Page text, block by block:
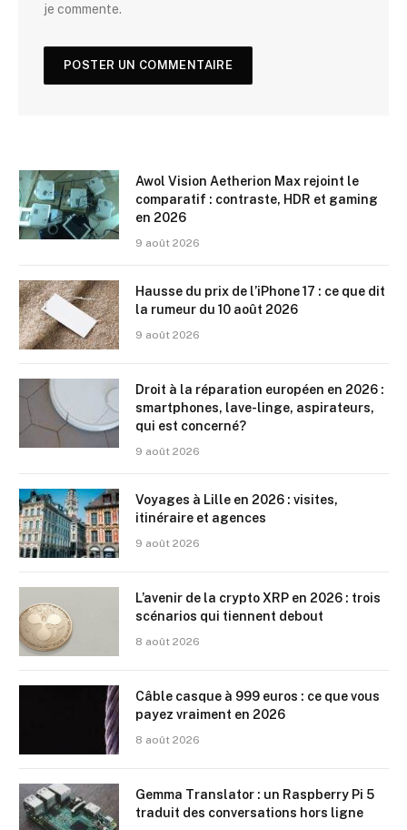
je commente.
Awol Vision Aetherion Max rejoint le
comparatif : contraste, HDR et gaming
en 2026
9 août 2026
Hausse du prix de l’iPhone 17 : ce que dit
la rumeur du 10 août 2026
9 août 2026
Droit à la réparation européen en 2026 :
smartphones, lave-linge, aspirateurs,
qui est concerné?
9 août 2026
Voyages à Lille en 2026 : visites,
itinéraire et agences
9 août 2026
L’avenir de la crypto XRP en 2026 : trois
scénarios qui tiennent debout
8 août 2026
Câble casque à 999 euros : ce que vous
payez vraiment en 2026
8 août 2026
Gemma Translator : un Raspberry Pi 5
traduit des conversations hors ligne